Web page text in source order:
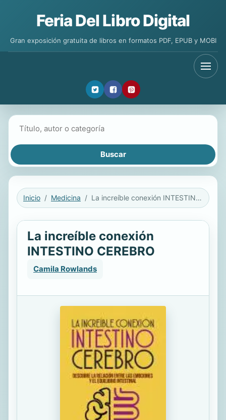
Feria Del Libro Digital
Gran exposición gratuita de libros en formatos PDF, EPUB y MOBI
Inicio Medicina La increíble conexión INTESTINO CEREBRO
La increíble conexión
INTESTINO CEREBRO
Camila Rowlands